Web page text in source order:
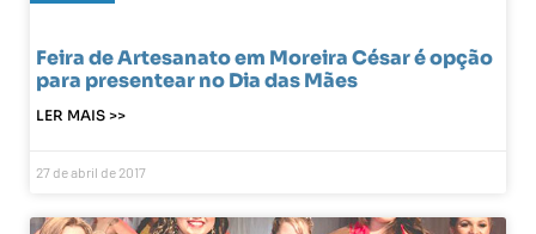
Feira de Artesanato em Moreira César é opção
para presentear no Dia das Mães
LER MAIS >>
27 de abril de 2017